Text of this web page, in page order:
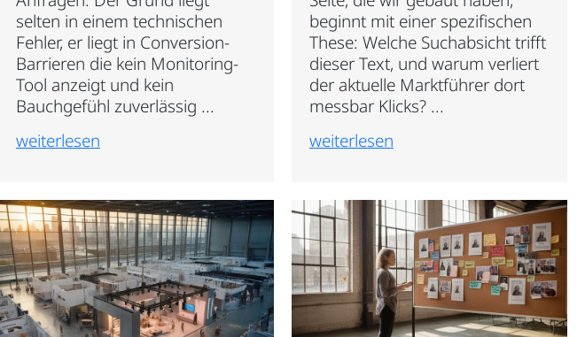
selten in einem technischen
Fehler, er liegt in Conversion-
Barrieren die kein Monitoring-
Tool anzeigt und kein
Bauchgefühl zuverlässig ...
weiterlesen
beginnt mit einer spezifischen
These: Welche Suchabsicht trifft
dieser Text, und warum verliert
der aktuelle Marktführer dort
messbar Klicks? ...
weiterlesen